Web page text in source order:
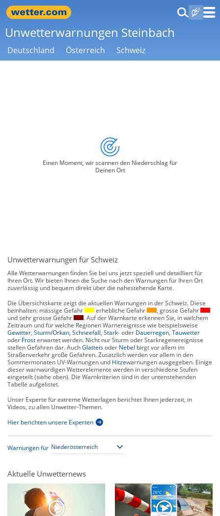
Unwetterwarnungen Steinbach
Deutschland Österreich Schweiz
Einen Moment, wir scannen den Niederschlag für
Deinen Ort
Unwetterwarnungen für Schweiz
Alle Wetterwarnungen finden Sie bei uns jetzt speziell und detailliert für
Ihren Ort. Wir bieten Ihnen die Suche nach den Warnungen für Ihren Ort
zuverlässig und bequem direkt über die nahestehende Karte.
Die Übersichtskarte zeigt die aktuellen Warnungen in der Schweiz. Diese
beinhalten: mässige Gefahr
erhebliche Gefahr
, grosse Gefahr
und sehr grosse Gefahr
. Auf der Warnkarte erkennen Sie, in welchem
Zeitraum und für welche Regionen Warnereignisse wie beispielsweise
Gewitter, Sturm/Orkan, Schneefall, Stark- oder Dauerregen, Tauwetter
oder Frosterwartet werden. Nicht nur Sturm oder Starkregenereignisse
stellen Gefahren dar. AuchGlatteisoder Nebel birgt vor allem im
Straßenverkehr große Gefahren. Zusätzlich werden vor allem in den
Sommermonaten UV-Warnungen und Hitzewarnungen ausgegeben. Einige
dieser warnwürdigen Wetterelemente werden in verschiedene Stufen
eingeteilt (siehe oben). Die Warnkriterien sind in der untenstehenden
Tabelle aufgelistet.
Unser Experte für extreme Wetterlagen berichtet Ihnen jederzeit, in
Videos, zu allen Unwetter-Themen.
Hier berichten unsere Experten
Warnungen für
Aktuelle Unwetternews